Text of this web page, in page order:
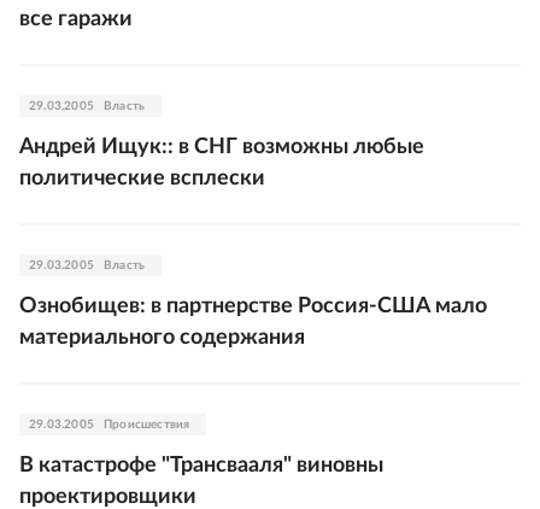
все гаражи
29.03.2005 Власть
Андрей Ищук:: в СНГ возможны любые
политические всплески
29.03.2005 Власть
Ознобищев: в партнерстве Россия-США мало
материального содержания
29.03.2005 Происшествия
В катастрофе "Трансвааля" виновны
проектировщики